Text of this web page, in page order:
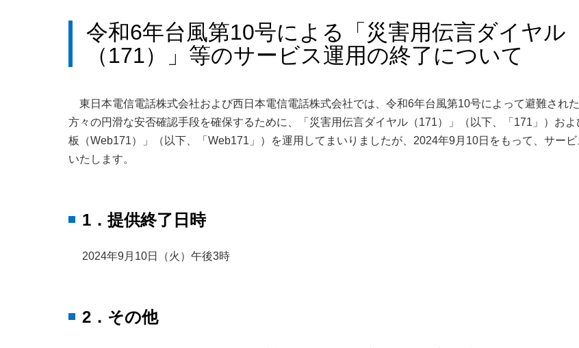
令和6年台風第10号による「災害用伝言ダイヤル
（171）」等のサービス運用の終了について
東日本電信電話株式会社および西日本電信電話株式会社では、令和6年台風第10号によって避難され
方々の円滑な安否確認手段を確保するために、「災害用伝言ダイヤル（171）」（以下、「171」）お
板（Web171）」（以下、「Web171」）を運用してまいりましたが、2024年9月10日をもって、サー
いたします。
1．提供終了日時
2024年9月10日（火）午後3時
2．その他